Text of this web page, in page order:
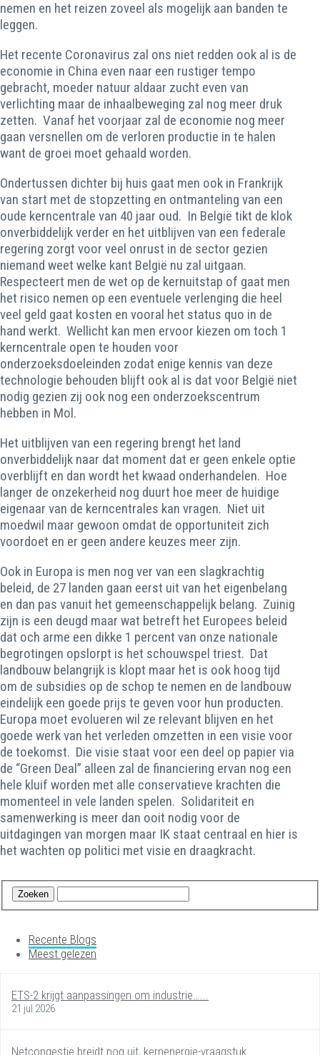
nemen en het reizen zoveel als mogelijk aan banden te
leggen.
Het recente Coronavirus zal ons niet redden ook al is de
economie in China even naar een rustiger tempo
gebracht, moeder natuur aldaar zucht even van
verlichting maar de inhaalbeweging zal nog meer druk
zetten. Vanaf het voorjaar zal de economie nog meer
gaan versnellen om de verloren productie in te halen
want de groei moet gehaald worden.
Ondertussen dichter bij huis gaat men ook in Frankrijk
van start met de stopzetting en ontmanteling van een
oude kerncentrale van 40 jaar oud. In België tikt de klok
onverbiddelijk verder en het uitblijven van een federale
regering zorgt voor veel onrust in de sector gezien
niemand weet welke kant België nu zal uitgaan.
Respecteert men de wet op de kernuitstap of gaat men
het risico nemen op een eventuele verlenging die heel
veel geld gaat kosten en vooral het status quo in de
hand werkt. Wellicht kan men ervoor kiezen om toch 1
kerncentrale open te houden voor
onderzoeksdoeleinden zodat enige kennis van deze
technologie behouden blijft ook al is dat voor België niet
nodig gezien zij ook nog een onderzoekscentrum
hebben in Mol.
Het uitblijven van een regering brengt het land
onverbiddelijk naar dat moment dat er geen enkele optie
overblijft en dan wordt het kwaad onderhandelen. Hoe
langer de onzekerheid nog duurt hoe meer de huidige
eigenaar van de kerncentrales kan vragen. Niet uit
moedwil maar gewoon omdat de opportuniteit zich
voordoet en er geen andere keuzes meer zijn.
Ook in Europa is men nog ver van een slagkrachtig
beleid, de 27 landen gaan eerst uit van het eigenbelang
en dan pas vanuit het gemeenschappelijk belang. Zuinig
zijn is een deugd maar wat betreft het Europees beleid
dat och arme een dikke 1 percent van onze nationale
begrotingen opslorpt is het schouwspel triest. Dat
landbouw belangrijk is klopt maar het is ook hoog tijd
om de subsidies op de schop te nemen en de landbouw
eindelijk een goede prijs te geven voor hun producten.
Europa moet evolueren wil ze relevant blijven en het
goede werk van het verleden omzetten in een visie voor
de toekomst. Die visie staat voor een deel op papier via
de “Green Deal” alleen zal de financiering ervan nog een
hele kluif worden met alle conservatieve krachten die
momenteel in vele landen spelen. Solidariteit en
samenwerking is meer dan ooit nodig voor de
uitdagingen van morgen maar IK staat centraal en hier is
het wachten op politici met visie en draagkracht.
Recente Blogs
Meest gelezen
ETS-2 krijgt aanpassingen om industrie…...
21 jul 2026
Netcongestie breidt nog uit, kernenergie-vraagstuk…...